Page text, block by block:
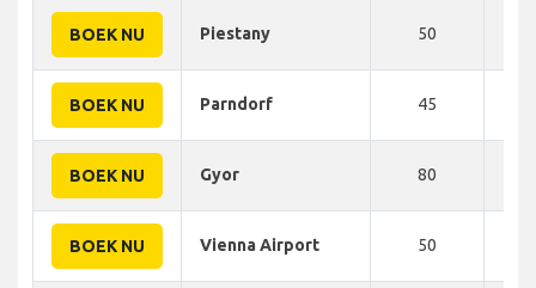
BOEK NU Piestany 50
BOEK NU Parndorf 45
BOEK NU Gyor 80
BOEK NU Vienna Airport 50